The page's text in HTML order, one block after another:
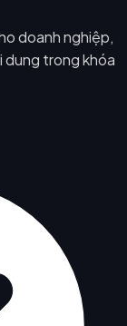
doanh nghiệp,
dung trong khóa